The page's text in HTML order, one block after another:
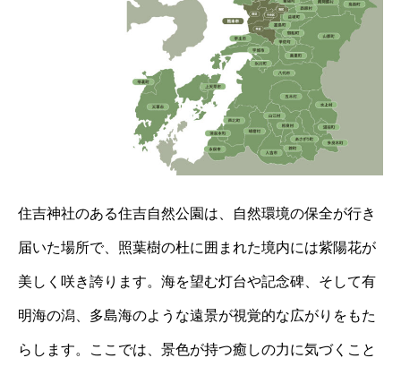
住吉神社のある住吉自然公園は、自然環境の保全が行き
届いた場所で、照葉樹の杜に囲まれた境内には紫陽花が
美しく咲き誇ります。海を望む灯台や記念碑、そして有
明海の潟、多島海のような遠景が視覚的な広がりをもた
らします。ここでは、景色が持つ癒しの力に気づくこと